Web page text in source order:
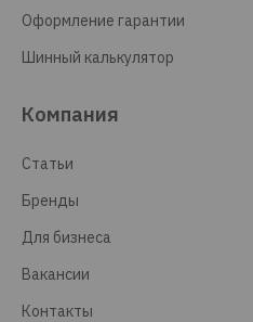
Оформление гарантии
Шинный калькулятор
Компания
Статьи
Бренды
Для бизнеса
Вакансии
Контакты